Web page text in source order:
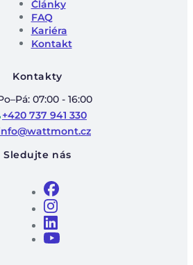
Články
FAQ
Kariéra
Kontakt
Kontakty
07:00 - 16:00
+420 737 941 330
Sledujte nás